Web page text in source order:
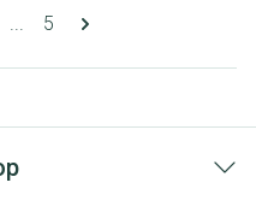
pagina
... Pagina
5